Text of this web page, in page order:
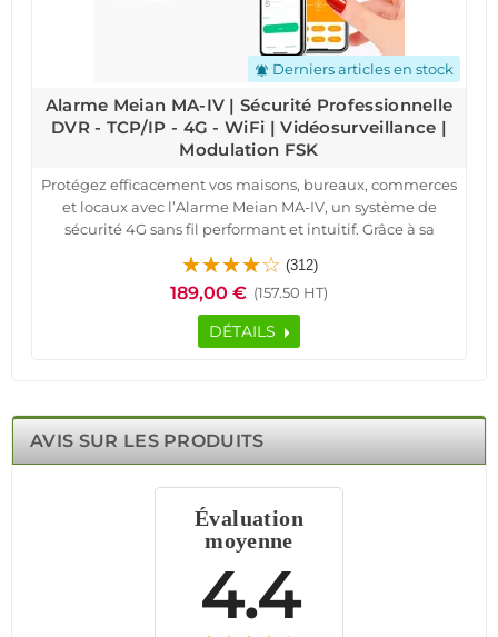
notifications_active Derniers articles en stock
Alarme Meian MA-IV | Sécurité Professionnelle
DVR - TCP/IP - 4G - WiFi | Vidéosurveillance |
Modulation FSK
Protégez efficacement vos maisons, bureaux, commerces
et locaux avec l’Alarme Meian MA-IV, un système de
sécurité 4G sans fil performant et intuitif. Grâce à sa
technologie de communication bidirectionnelle FSK,
cette alarme assure une connexion stable et rapide pour
une surveillance optimale.
Facile à installer et sans abonnement, elle s’adapte
parfaitement aux appartements, villas, hôtels et
accessoires Meian, elle prend en charge jusqu’à 32 zones
sans fil, garantissant une couverture complète.
instantanées, l’Alarme Meian MA-IV est la solution idéale
pour une sécurité sans compromis. Optez pour une
protection fiable et connectée, où que vous soyez !
(312)
189,00 € (157.50 HT)
DÉTAILS
AVIS SUR LES PRODUITS
Évaluation
moyenne
4.4